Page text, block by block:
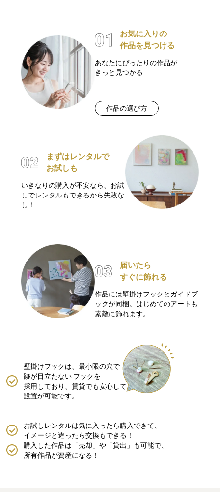
お気に入りの
作品を見つける
あなたにぴったりの作品が
きっと見つかる
作品の選び方
まずはレンタルで
お試しも
いきなりの購入が不安なら、お試
しでレンタルもできるから失敗な
し！
届いたら
すぐに飾れる
作品には壁掛けフックとガイドブ
ックが同梱。はじめてのアートも
素敵に飾れます。
壁掛けフックは、最小限の穴で
跡が目立たない フックを
採用しており、賃貸でも安心して
設置が可能です。
購入した作品は「売却」や「貸出」も可能で、
所有作品が資産になる！
お試しレンタルは気に入ったら購入できて、
イメージと違ったら交換もできる！